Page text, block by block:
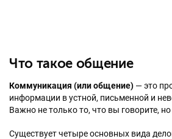
Что такое общение
Коммуникация (или общение) — это
информации в устной, письменной и
Важно не только то, что вы говорите,
Существует четыре основных вида